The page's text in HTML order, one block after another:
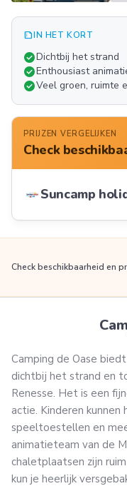
summarizeIN HET KORT
check_circleDichtbij het strand
check_circleEnthousiast
check_circleVeel groen, ruimte
PRIJZEN VERGELIJKEN
Check
Suncamp
Check beschikbaarheid en
Camping de Oase
dichtbij het strand en
Renesse. Het is een
actie. Kinderen kunnen
speeltoestellen en
animatieteam van de
chaletplaatsen zijn
kun je heerlijk